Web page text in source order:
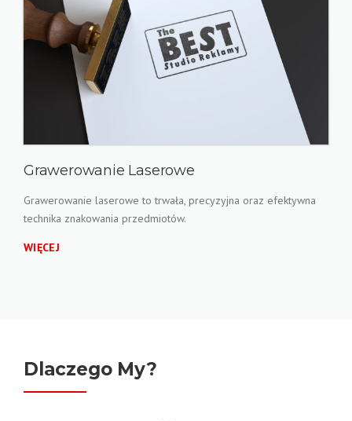
Grawerowanie Laserowe
Grawerowanie laserowe to trwała, precyzyjna oraz efektywna
technika znakowania przedmiotów.
WIĘCEJ
Dlaczego My?